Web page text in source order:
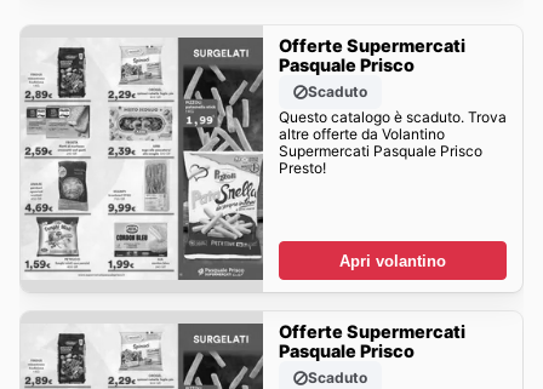
Offerte Supermercati
Pasquale Prisco
Scaduto
Questo catalogo è scaduto. Trova
altre offerte da Volantino
Supermercati Pasquale Prisco
Presto!
Apri volantino
Offerte Supermercati
Pasquale Prisco
Scaduto